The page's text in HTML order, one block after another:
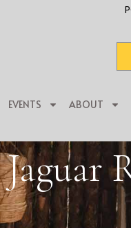
EVENTS ABOUT